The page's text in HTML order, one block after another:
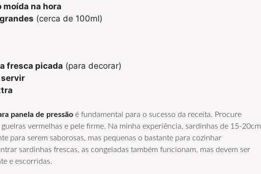
na hora
(cerca de 100ml)
fresca picada (para decorar)
panela de pressão é fundamental para o sucesso da receita. Procure
vermelhas e pele firme. Na minha experiência, sardinhas de 15-20cm
para serem saborosas, mas pequenas o bastante para cozinhar
sardinhas frescas, as congeladas também funcionam, mas devem ser
e escorridas.